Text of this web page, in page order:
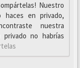
Nuestro
haces en privado,
nuestra
no habrías